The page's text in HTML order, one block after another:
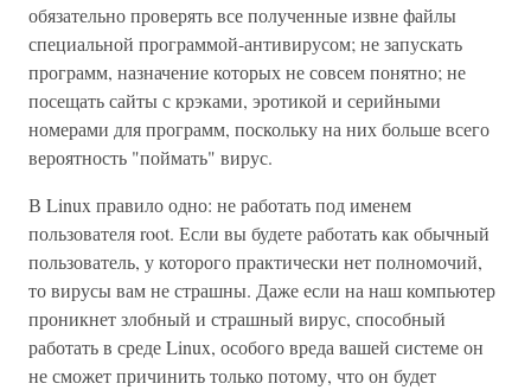
обязательно проверять все полученные извне файлы
специальной программой-антивирусом; не запускать
программ, назначение которых не совсем понятно; не
посещать сайты с крэками, эротикой и серийными
номерами для программ, поскольку на них больше всего
вероятность "поймать" вирус.
В Linux правило одно: не работать под именем
пользователя root. Если вы будете работать как обычный
пользователь, у которого практически нет полномочий,
то вирусы вам не страшны. Даже если на наш компьютер
проникнет злобный и страшный вирус, способный
работать в среде Linux, особого вреда вашей системе он
не сможет причинить только потому, что он будет